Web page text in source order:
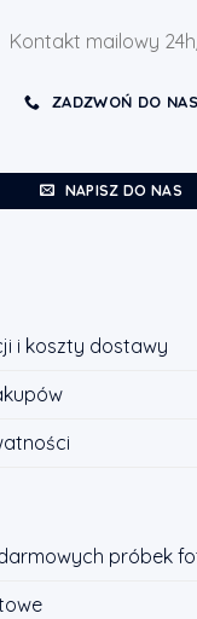
Kontakt mailowy
ZADZWOŃ DO NAS
NAPISZ DO NAS
i koszty dostawy
próbek